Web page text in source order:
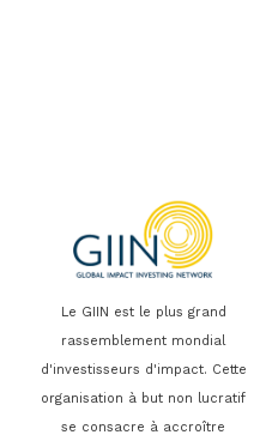
Le GIIN est le plus grand
rassemblement mondial
d'investisseurs d'impact. Cette
organisation à but non lucratif
se consacre à accroître